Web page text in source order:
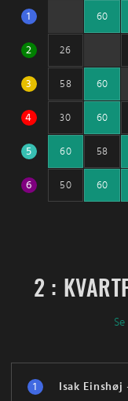
1 60
2 26
3 58 60
4 30 60
5 60 58
6 50 60
2 :
1 Isak Einshøj